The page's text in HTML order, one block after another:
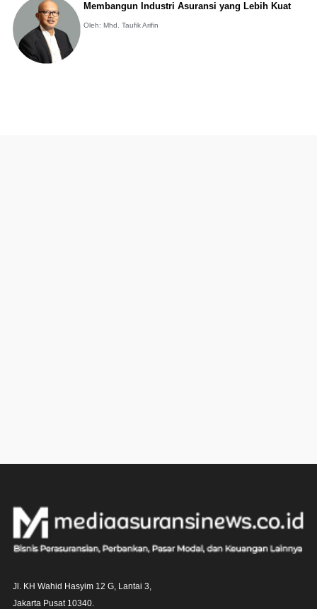
Membangun Industri Asuransi yang Lebih Kuat
Oleh: Mhd. Taufik Arifin
Jl. KH Wahid Hasyim 12 G, Lantai 3,
Jakarta Pusat 10340.